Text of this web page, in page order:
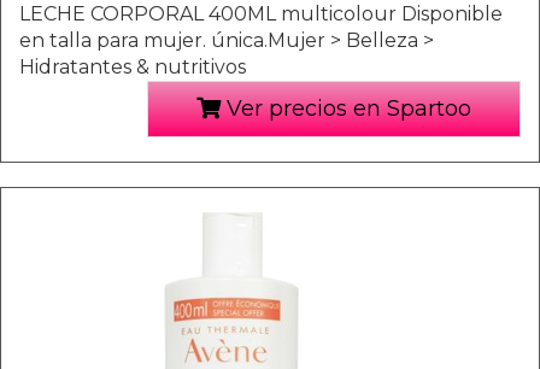
LECHE CORPORAL 400ML multicolour Disponible
en talla para mujer. única.Mujer > Belleza >
Hidratantes & nutritivos
Ver precios en Spartoo